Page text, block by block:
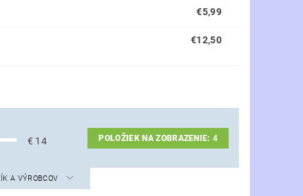
€5,99
€12,50
€ 14 POLOŽIEK NA ZOBRAZENIE:4
A VÝROBCOV